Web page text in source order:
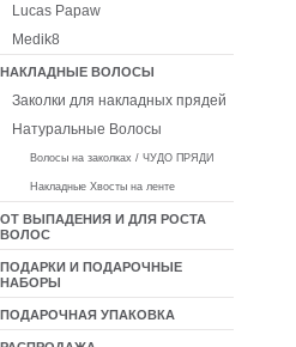
Lucas Papaw
Medik8
НАКЛАДНЫЕ ВОЛОСЫ
Заколки для накладных прядей
Натуральные Волосы
Волосы на заколках / ЧУДО ПРЯДИ
Накладные Хвосты на ленте
ОТ ВЫПАДЕНИЯ И ДЛЯ РОСТА
ВОЛОС
ПОДАРКИ И ПОДАРОЧНЫЕ
НАБОРЫ
ПОДАРОЧНАЯ УПАКОВКА